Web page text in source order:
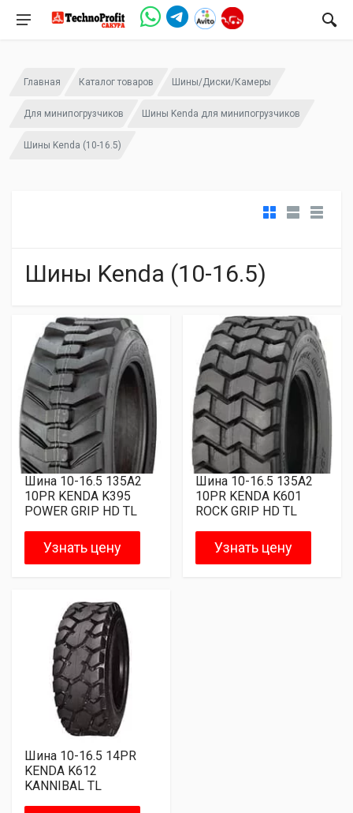
Главная Каталог товаров Шины/Диски/Камеры
Для минипогрузчиков Шины Kenda для минипогрузчиков
Шины Kenda (10-16.5)
Шины Kenda (10-16.5)
Шина 10-16.5 135A2
10PR KENDA K395
POWER GRIP HD TL
Узнать цену
Шина 10-16.5 135A2
10PR KENDA K601
ROCK GRIP HD TL
Узнать цену
Шина 10-16.5 14PR
KENDA K612
KANNIBAL TL